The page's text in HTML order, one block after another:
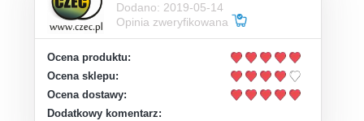
Dodano: 2019-05-14
Opinia zweryfikowana
Ocena produktu:
Ocena sklepu:
Ocena dostawy:
Dodatkowy komentarz: